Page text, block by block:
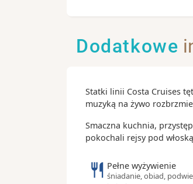
Dodatkowe
Statki linii Costa Cruises
muzyką na żywo
Smaczna kuchnia,
pokochali rejsy pod
Pełne wyżywienie
śniadanie, obiad,